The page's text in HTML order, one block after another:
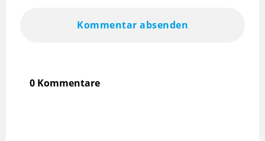
Kommentar absenden
0 Kommentare